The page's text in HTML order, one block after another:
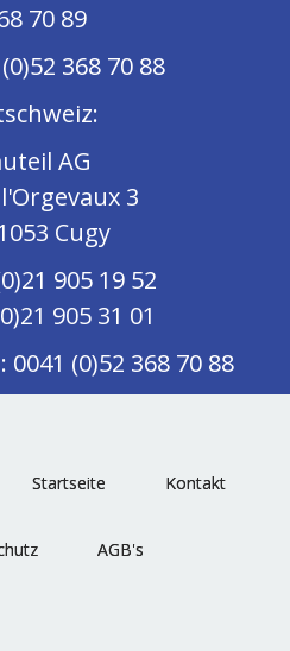
70 89
368 70 88
AG
3
Cugy
905 19 52
905 31 01
(0)52 368 70 88
Startseite Kontakt
AGB's